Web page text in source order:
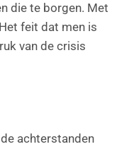
die te borgen. Met
feit dat men is
van de crisis
achterstanden